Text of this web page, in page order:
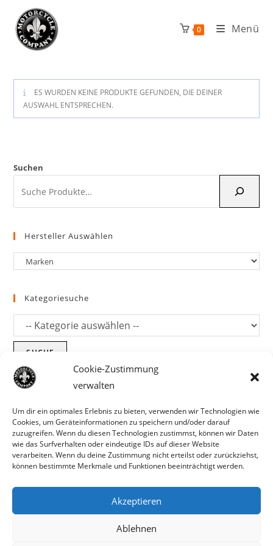
Cookie-Zustimmung
verwalten
Um dir ein optimales Erlebnis zu bieten, verwenden wir Technologien wie
Cookies, um Geräteinformationen zu speichern und/oder darauf
zuzugreifen. Wenn du diesen Technologien zustimmst, können wir Daten
wie das Surfverhalten oder eindeutige IDs auf dieser Website
verarbeiten. Wenn du deine Zustimmung nicht erteilst oder zurückziehst,
können bestimmte Merkmale und Funktionen beeinträchtigt werden.
Akzeptieren
Ablehnen
Parts für Harley Davidson, Indian und
Inhalt
springen
0 Menü
ES WURDEN KEINE PRODUKTE GEFUNDEN, DIE DEINER
AUSWAHL ENTSPRECHEN.
Suchen
Hersteller Auswählen
Kategoriesuche
SUCHE